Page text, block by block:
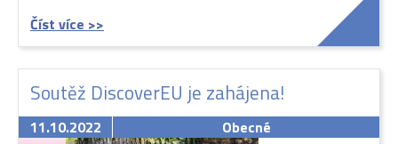
Číst více >>
Soutěž DiscoverEU je zahájena!
11.10.2022 Obecné